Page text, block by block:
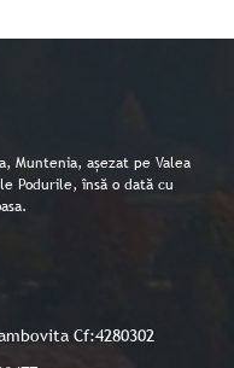
Muntenia, așezat pe Valea
Podurile, însă o dată cu
Cf:4280302